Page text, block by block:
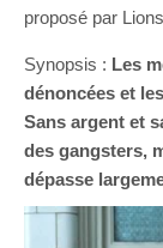
proposé par
Synopsis : Les
dénoncées et
Sans argent et
des gangsters,
dépasse